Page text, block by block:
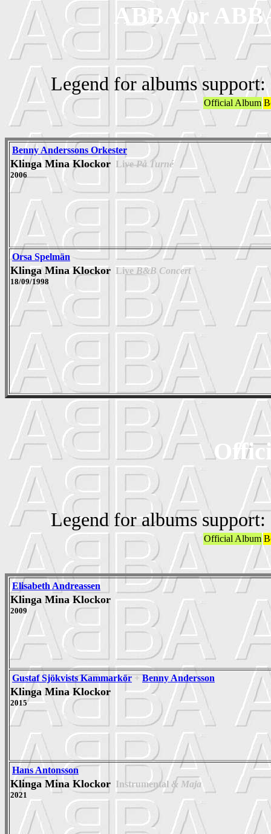
ABBA or
Legend for albums support:
Official Album
Benny Anderssons Orkester
Klinga Mina Klockor Live På Turné
2006
Orsa Spelmän
Klinga Mina Klockor Live B&B Concert
18/09/1998
Legend for albums support:
Official Album
Elisabeth Andreassen
Klinga Mina Klockor
2009
Gustaf Sjökvists Kammarkör+Benny Andersson
Klinga Mina Klockor
2015
Hans Antonsson
Klinga Mina Klockor Instrumental & Maja
2021